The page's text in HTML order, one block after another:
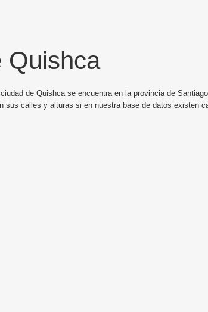
Quishca
de Quishca se encuentra en la provincia de
sus calles y alturas si en nuestra base de datos existen